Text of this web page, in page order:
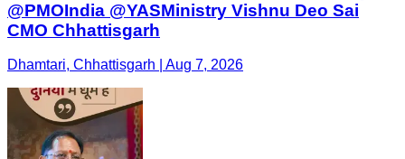
@PMOIndia @YASMinistry Vishnu Deo Sai
CMO Chhattisgarh
Dhamtari, Chhattisgarh | Aug 7, 2026